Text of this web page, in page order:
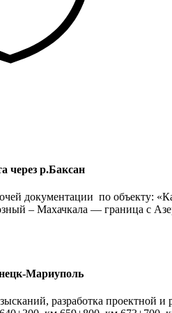
через р.Баксан
документации по объекту:
– Махачкала — граница с
Мариуполь
разработка проектной и